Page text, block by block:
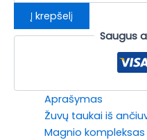
Į krepšelį
Saugus
Aprašymas
Žuvų taukai iš
Magnio